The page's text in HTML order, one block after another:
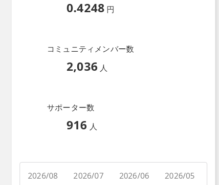
0.4248 円
コミュニティメンバー数
2,036 人
サポーター数
916 人
2026/08 2026/07 2026/06 2026/05